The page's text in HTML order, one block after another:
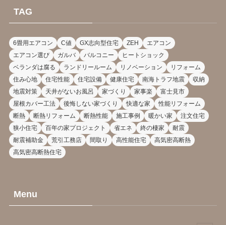
TAG
6畳用エアコン C値 GX志向型住宅 ZEH
エアコン
エアコン選び
ガルバ バルコニー
ヒートショック
ベランダは腐る
ランドリールーム リノベーション
リフォーム
住み心地
住宅性能 住宅設備 健康住宅 南海トラフ地震
収納
地震対策
天井がないお風呂 家づくり 家事楽
富士見市
屋根カバー工法
後悔しない家づくり 快適な家
性能リフォーム
断熱
断熱リフォーム 断熱性能 施工事例 暖かい家
注文住宅
狭小住宅
百年の家プロジェクト 省エネ 終の棲家
耐震
耐震補助金
荒引工務店 間取り 高性能住宅
高気密高断熱
高気密高断熱住宅
Menu